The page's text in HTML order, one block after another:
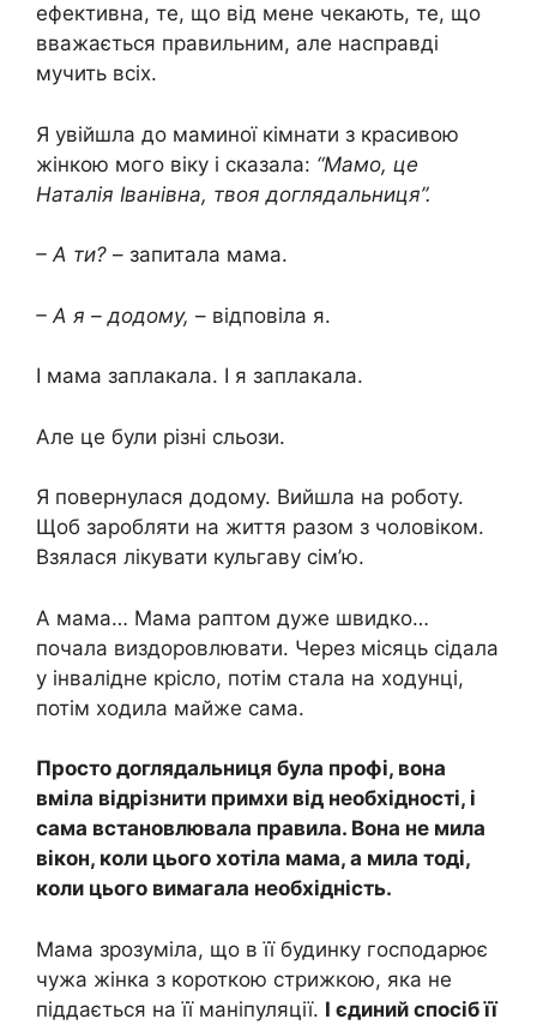
ефективна, те, що від мене чекають, те, що
вважається правильним, але насправді
мучить всіх.
Я увійшла до маминої кімнати з красивою
жінкою мого віку і сказала: “Мамо, це
Наталія Іванівна, твоя доглядальниця”.
– А ти? – запитала мама.
– А я – додому, – відповіла я.
І мама заплакала. І я заплакала.
Але це були різні сльози.
Я повернулася додому. Вийшла на роботу.
Щоб заробляти на життя разом з чоловіком.
Взялася лікувати кульгаву сім’ю.
А мама… Мама раптом дуже швидко…
почала виздоровлювати. Через місяць сідала
у інвалідне крісло, потім стала на ходунці,
потім ходила майже сама.
Просто доглядальниця була профі, вона
вміла відрізнити примхи від необхідності, і
сама встановлювала правила. Вона не мила
вікон, коли цього хотіла мама, а мила тоді,
коли цього вимагала необхідність.
Мама зрозуміла, що в її будинку господарює
чужа жінка з короткою стрижкою, яка не
піддається на її маніпуляції. І єдиний спосіб її